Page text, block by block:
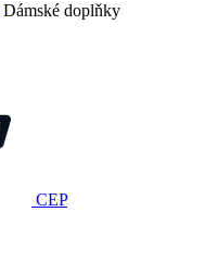
Dámské doplňky
CEP